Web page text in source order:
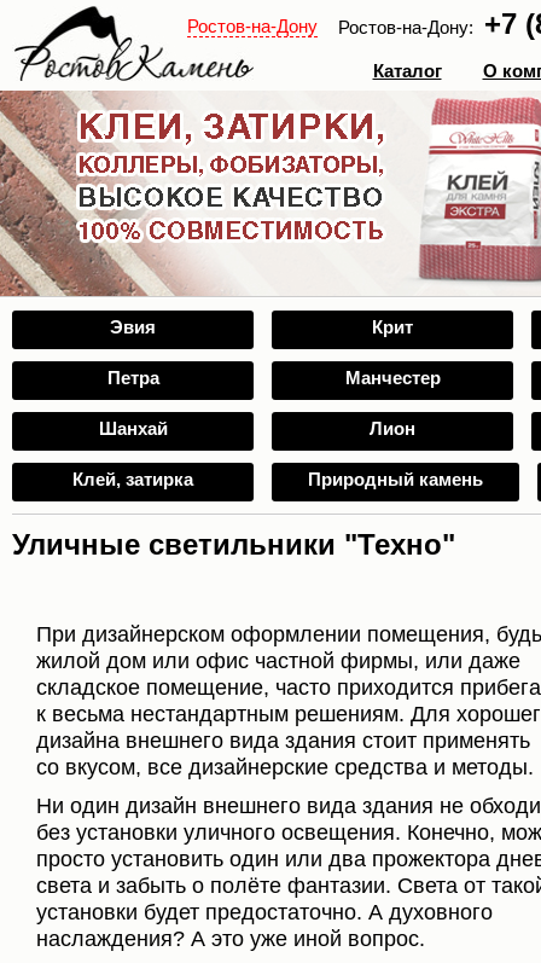
Ростов-на-Дону Ростов-на-Дону: +7
Каталог О
Эвия Крит
Петра Манчестер
Шанхай Лион
Клей, затирка Природный камень
Уличные светильники "Техно"
При дизайнерском оформлении помещения,
жилой дом или офис частной фирмы, или даже
складское помещение, часто приходится
к весьма нестандартным решениям. Для
дизайна внешнего вида здания стоит применять
со вкусом, все дизайнерские средства и методы.
Ни один дизайн внешнего вида здания не
без установки уличного освещения. Конечно,
просто установить один или два прожектора
света и забыть о полёте фантазии. Света от
установки будет предостаточно. А духовного
наслаждения? А это уже иной вопрос.